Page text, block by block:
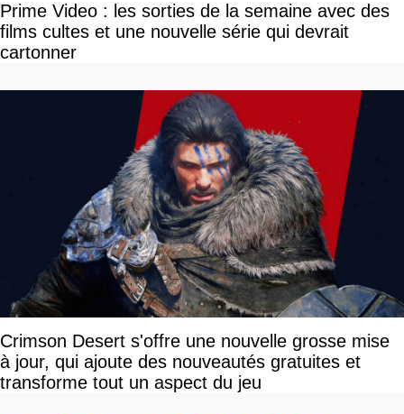
Prime Video : les sorties de la semaine avec des
films cultes et une nouvelle série qui devrait
cartonner
Crimson Desert s'offre une nouvelle grosse mise
à jour, qui ajoute des nouveautés gratuites et
transforme tout un aspect du jeu